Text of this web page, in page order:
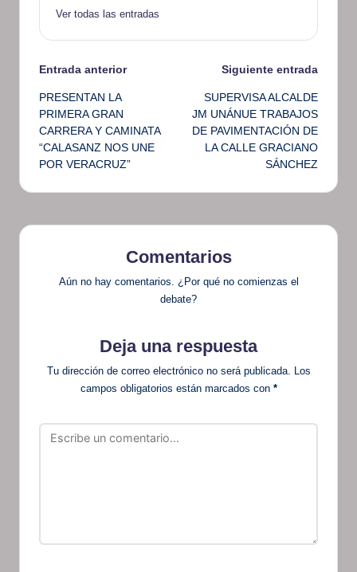
Ver todas las entradas
Navegación
de
entradas
Entrada anterior
PRESENTAN LA
PRIMERA GRAN
CARRERA Y CAMINATA
“CALASANZ NOS UNE
POR VERACRUZ”
Siguiente entrada
SUPERVISA ALCALDE
JM UNÁNUE TRABAJOS
DE PAVIMENTACIÓN DE
LA CALLE GRACIANO
SÁNCHEZ
Comentarios
Aún no hay comentarios. ¿Por qué no comienzas el
debate?
Deja una respuesta
Tu dirección de correo electrónico no será publicada. Los
campos obligatorios están marcados con *